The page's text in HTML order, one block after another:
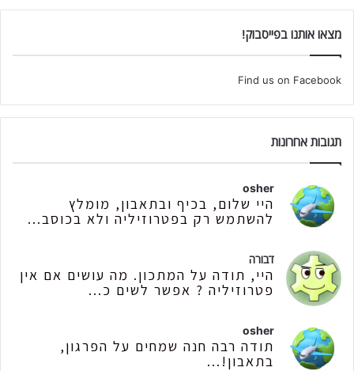
מצאו אותנו בפייסבוק!
Find us on Facebook
תגובות אחרונות
osher
היי שלום, בכיף ובתאבון, מומלץ
להשתמש רק בפטרוזיליה ולא בכוסב...
דבורה
היי, תודה על המתכון. מה עושים אם אין
פטרוזיליה ? אפשר לשים כ...
osher
תודה רבה חנה שמחים על הפרגון,
בתאבון!...